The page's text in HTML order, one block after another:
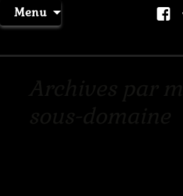
Menu
Aller
au